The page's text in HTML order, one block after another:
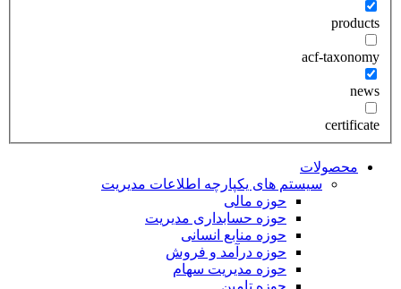
products
acf-taxonomy
news
certificate
محصولات
سیستم های یکپارچه اطلاعات مدیریت
حوزه مالی
حوزه حسابداری مدیریت
حوزه منابع انسانی
حوزه درآمد و فروش
حوزه مدیریت سهام
حوزه تامین